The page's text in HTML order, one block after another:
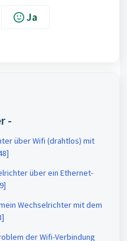
Ja
-
über Wifi (drahtlos) mit
über ein Ethernet-
Wechselrichter mit dem
der Wifi-Verbindung